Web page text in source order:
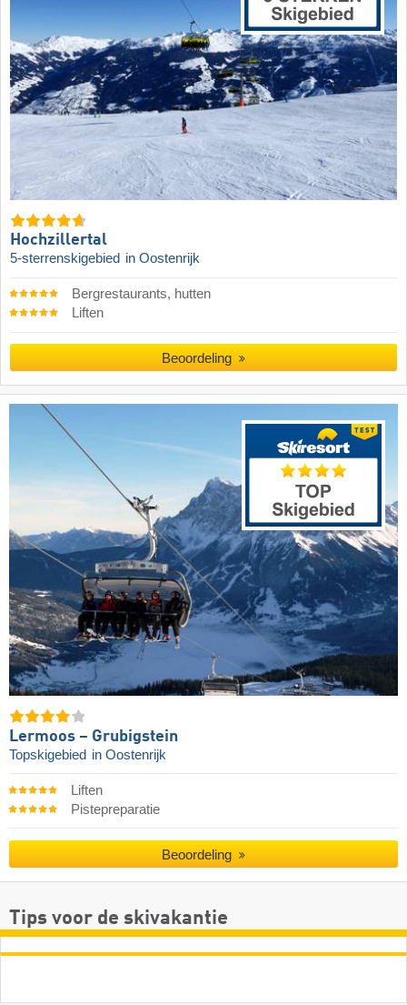
Hochzillertal
5-sterrenskigebied in Oostenrijk
Bergrestaurants, hutten
Liften
Beoordeling
Lermoos – Grubigstein
Topskigebied in Oostenrijk
Liften
Pistepreparatie
Beoordeling
Tips voor de skivakantie